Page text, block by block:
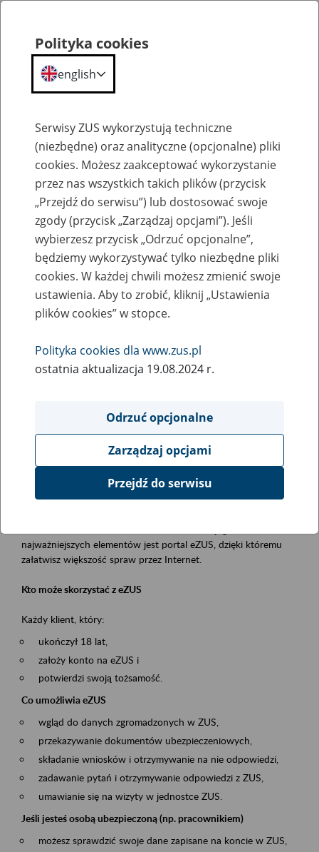
Szkolenia
Zaproś ZUS do siebie - zakładanie profili
eZUS w siedzibie Twojej firmy
Rodzaj wydarzenia
Szkolenia
obsługa klientów
Event description
Platforma Usług Elektronicznych ZUS eZUS
najważniejszych elementów jest portal eZUS, dzięki któremu
załatwisz większość spraw przez Internet.
Kto może skorzystać z eZUS
Każdy klient, który:
ukończył 18 lat,
założy konto na eZUS i
potwierdzi swoją tożsamość.
Co umożliwia eZUS
wgląd do danych zgromadzonych w ZUS,
przekazywanie dokumentów ubezpieczeniowych,
składanie wniosków i otrzymywanie na nie odpowiedzi,
zadawanie pytań i otrzymywanie odpowiedzi z ZUS,
umawianie się na wizyty w jednostce ZUS.
Jeśli jesteś osobą ubezpieczoną (np. pracownikiem)
możesz sprawdzić swoje dane zapisane na koncie w ZUS,
Polityka cookies
english
Serwisy ZUS wykorzystują techniczne
(niezbędne) oraz analityczne (opcjonalne) pliki
cookies. Możesz zaakceptować wykorzystanie
przez nas wszystkich takich plików (przycisk
„Przejdź do serwisu”) lub dostosować swoje
zgody (przycisk „Zarządzaj opcjami”). Jeśli
wybierzesz przycisk „Odrzuć opcjonalne”,
będziemy wykorzystywać tylko niezbędne pliki
cookies. W każdej chwili możesz zmienić swoje
ustawienia. Aby to zrobić, kliknij „Ustawienia
plików cookies” w stopce.
Polityka cookies dla www.zus.pl
ostatnia aktualizacja 19.08.2024 r.
Odrzuć opcjonalne
Zarządzaj opcjami
Przejdź do serwisu